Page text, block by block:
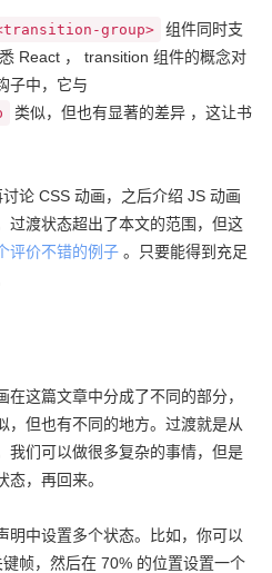
group>
组件同时支
React ， transition 组件的概念对
子中，它与
类似，但也有显著的差异 ，这让书
论 CSS 动画，之后介绍 JS 动画
过渡状态超出了本文的范围，但这
评价不错的例子 。只要能得到充足
这篇文章中分成了不同的部分，
，但也有不同的地方。过渡就是从
我们可以做很多复杂的事情，但是
，再回来。
明中设置多个状态。比如，你可以
帧，然后在 70% 的位置设置一个